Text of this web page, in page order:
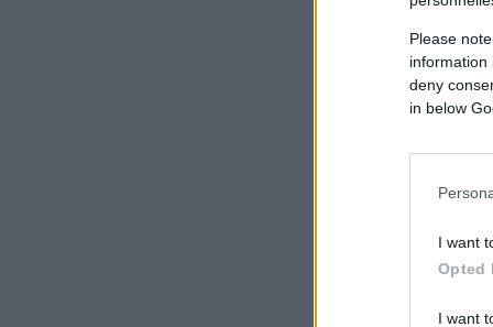
Please
information
deny
in below
I want
Opted
I want